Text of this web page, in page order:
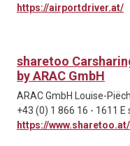
https://airportdriver.at/
sharetoo
by ARAC GmbH
ARAC GmbH Louise-
+43 (0) 1 866 16 - 1611
https://www.sharetoo.at/